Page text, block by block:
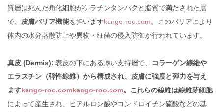
質層は死んだ角化細胞がケラチンタンパクと脂質で満たされた層
で、
皮膚バリア機能を担いますkango-roo.com。このバリアにより
体内の水分蒸散防止や異物・細菌の侵入防御が行われています。
真皮 (Dermis): 表皮の下にある厚い支持層で、
コラーゲン線維や
エラスチン（弾性線維）から構成され、皮膚に強度と弾力を与え
ますkango-roo.comkango-roo.com。これらの線維は線維芽細胞
によって産生され、ヒアルロン酸やコンドロイチン硫酸などの基